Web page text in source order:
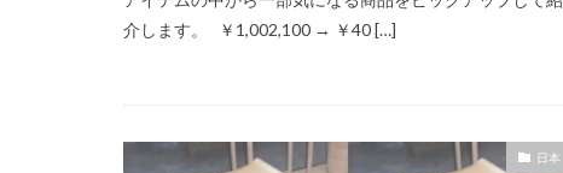
介します。 ￥1,002,100 → ￥40 […]
日本